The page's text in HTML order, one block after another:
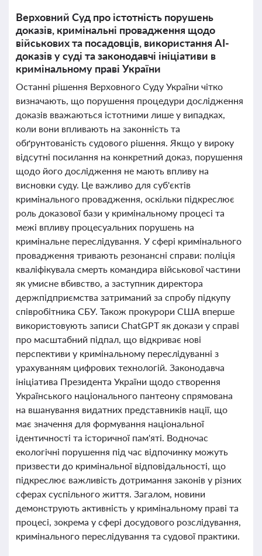
Верховний Суд про істотність порушень
доказів, кримінальні провадження щодо
військових та посадовців, використання AI-
доказів у суді та законодавчі ініціативи в
кримінальному праві України
Останні рішення Верховного Суду України чітко
визначають, що порушення процедури дослідження
доказів вважаються істотними лише у випадках,
коли вони впливають на законність та
обґрунтованість судового рішення. Якщо у вироку
відсутні посилання на конкретний доказ, порушення
щодо його дослідження не мають впливу на
висновки суду. Це важливо для суб'єктів
кримінального провадження, оскільки підкреслює
роль доказової бази у кримінальному процесі та
межі впливу процесуальних порушень на
кримінальне переслідування. У сфері кримінального
провадження тривають резонансні справи: поліція
кваліфікувала смерть командира військової частини
як умисне вбивство, а заступник директора
держпідприємства затриманий за спробу підкупу
співробітника СБУ. Також прокурори США вперше
використовують записи ChatGPT як докази у справі
про масштабний підпал, що відкриває нові
перспективи у кримінальному переслідуванні з
урахуванням цифрових технологій. Законодавча
ініціатива Президента України щодо створення
Українського національного пантеону спрямована
на вшанування видатних представників нації, що
має значення для формування національної
ідентичності та історичної пам'яті. Водночас
екологічні порушення під час відпочинку можуть
призвести до кримінальної відповідальності, що
підкреслює важливість дотримання законів у різних
сферах суспільного життя. Загалом, новини
демонструють активність у кримінальному праві та
процесі, зокрема у сфері досудового розслідування,
кримінального переслідування та судової практики.